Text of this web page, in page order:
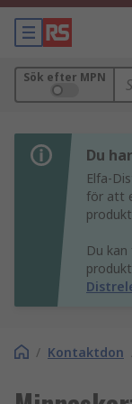
Sök efter MPN
Du
Elfa-
för att
Du
/ Kontaktdon